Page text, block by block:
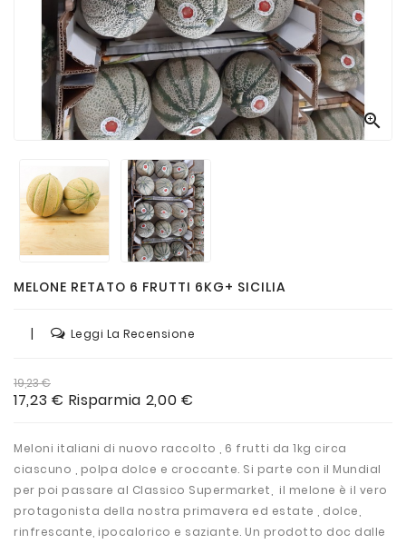
Conserve
Birre

MELONE RETATO 6 FRUTTI 6KG+ SICILIA
| Leggi La Recensione
19,23 €
17,23 € Risparmia 2,00 €
Meloni italiani di nuovo raccolto , 6 frutti da 1kg circa
ciascuno , polpa dolce e croccante. Si parte con il Mundial
per poi passare al Classico Supermarket, il melone è il vero
protagonista della nostra primavera ed estate , dolce,
rinfrescante, ipocalorico e saziante. Un prodotto doc dalle